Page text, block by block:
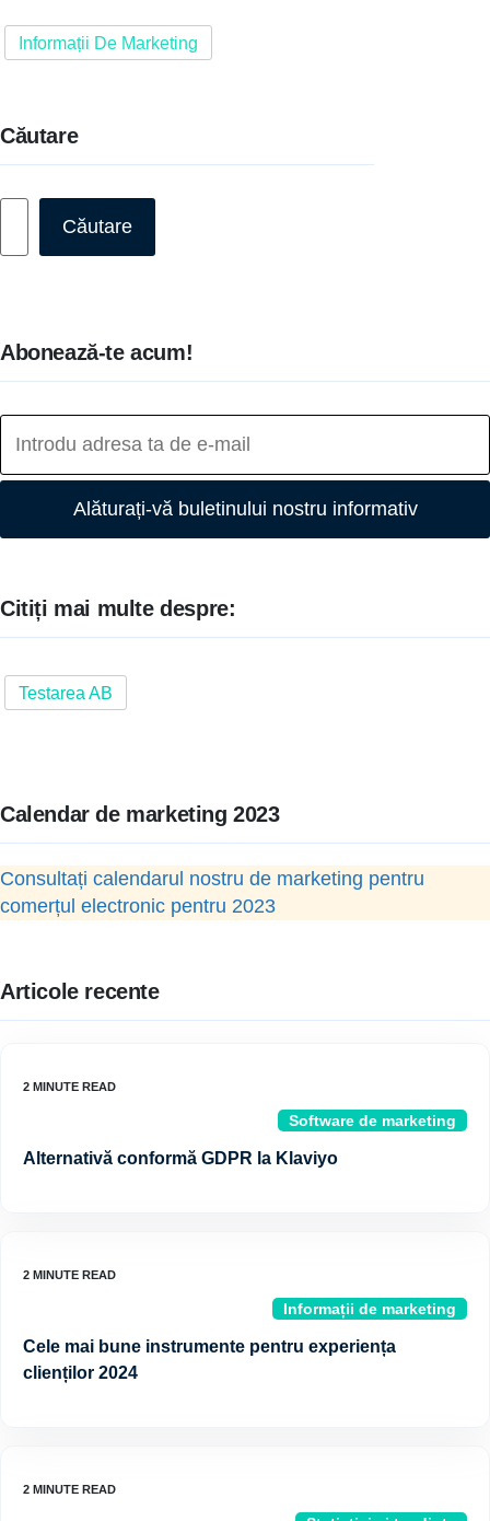
Informații De Marketing
Căutare
Căutare
Abonează-te acum!
Alăturați-vă buletinului nostru informativ
Citiți mai multe despre:
Testarea AB
Calendar de marketing 2023
Consultați calendarul nostru de marketing pentru
comerțul electronic pentru 2023
Articole recente
Software de marketing
Alternativă conformă GDPR la Klaviyo
Informații de marketing
Cele mai bune instrumente pentru experiența
clienților 2024